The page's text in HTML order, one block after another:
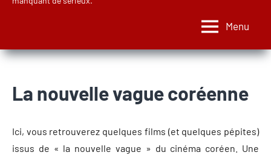
Menu
La nouvelle vague coréenne
Ici, vous retrouverez quelques films (et quelques pépites)
issus de « la nouvelle vague » du cinéma coréen. Une